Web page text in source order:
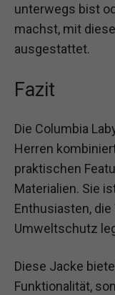
unterwegs bist
machst, mit
ausgestattet.
Fazit
Die Columbia
Herren
praktischen
Materialien. Sie
Enthusiasten,
Umweltschutz
Diese Jacke
Funktionalität,